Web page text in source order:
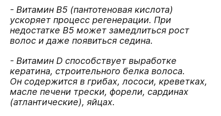
- Витамин В5 (пантотеновая кислота)
ускоряет процесс регенерации. При
недостатке В5 может замедлиться рост
волос и даже появиться седина.
- Витамин D способствует выработке
кератина, строительного белка волоса.
Он содержится в грибах, лососи, креветках,
масле печени трески, форели, сардинах
(атлантические), яйцах.